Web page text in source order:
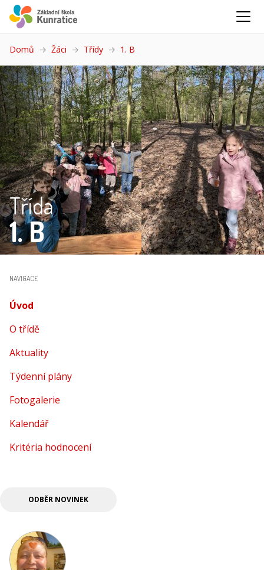
Domů Žáci Třídy 1. B
Třída
1. B
NAVIGACE
Úvod
O třídě
Aktuality
Týdenní plány
Fotogalerie
Kalendář
Kritéria hodnocení
ODBĚR NOVINEK